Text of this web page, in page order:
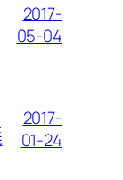
2017-
05-04
2017-
01-24